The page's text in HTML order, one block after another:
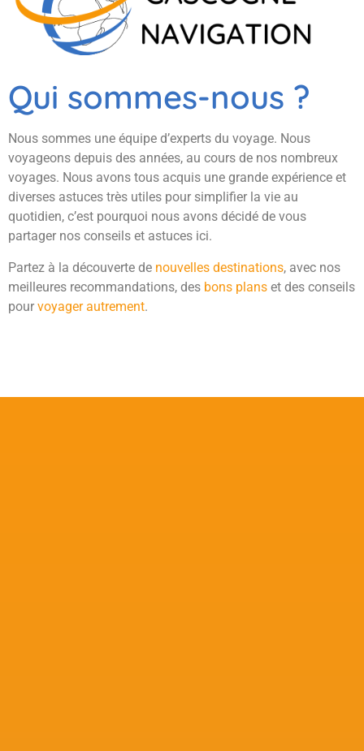
Qui sommes-nous ?
Nous sommes une équipe d’experts du voyage. Nous
voyageons depuis des années, au cours de nos nombreux
voyages. Nous avons tous acquis une grande expérience et
diverses astuces très utiles pour simplifier la vie au
quotidien, c’est pourquoi nous avons décidé de vous
partager nos conseils et astuces ici.
Partez à la découverte de nouvelles destinations, avec nos
meilleures recommandations, des bons plans et des conseils
pour voyager autrement.